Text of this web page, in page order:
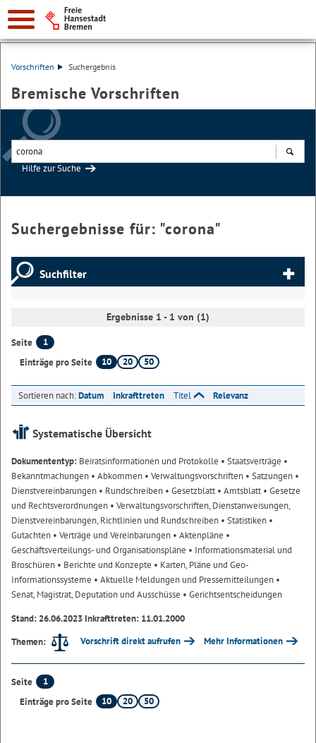
Vorschriften Suchergebnis
Bremische Vorschriften
Hilfe zur Suche
Suchergebnisse für: "corona"
Suchfilter
Ergebnisse 1 - 1 von (1)
Seite
1
Einträge pro Seite
10 20 50
Sortieren nach:Datum Inkrafttreten Titel Relevanz
Systematische Übersicht
Dokumententyp: Beiratsinformationen und Protokolle • Staatsverträge •
Bekanntmachungen • Abkommen • Verwaltungsvorschriften • Satzungen •
Dienstvereinbarungen • Rundschreiben • Gesetzblatt• Amtsblatt• Gesetze
und Rechtsverordnungen • Verwaltungsvorschriften, Dienstanweisungen,
Dienstvereinbarungen, Richtlinien und Rundschreiben • Statistiken •
Gutachten • Verträge und Vereinbarungen • Aktenpläne •
Geschäftsverteilungs- und Organisationspläne • Informationsmaterial und
Broschüren • Berichte und Konzepte • Karten, Pläne und Geo-
Informationssysteme • Aktuelle Meldungen und Pressemitteilungen •
Senat, Magistrat, Deputation und Ausschüsse • Gerichtsentscheidungen
Stand: 26.06.2023 Inkrafttreten: 11.01.2000
Themen:
Vorschrift direkt aufrufen Mehr Informationen
Seite
1
Einträge pro Seite
10 20 50